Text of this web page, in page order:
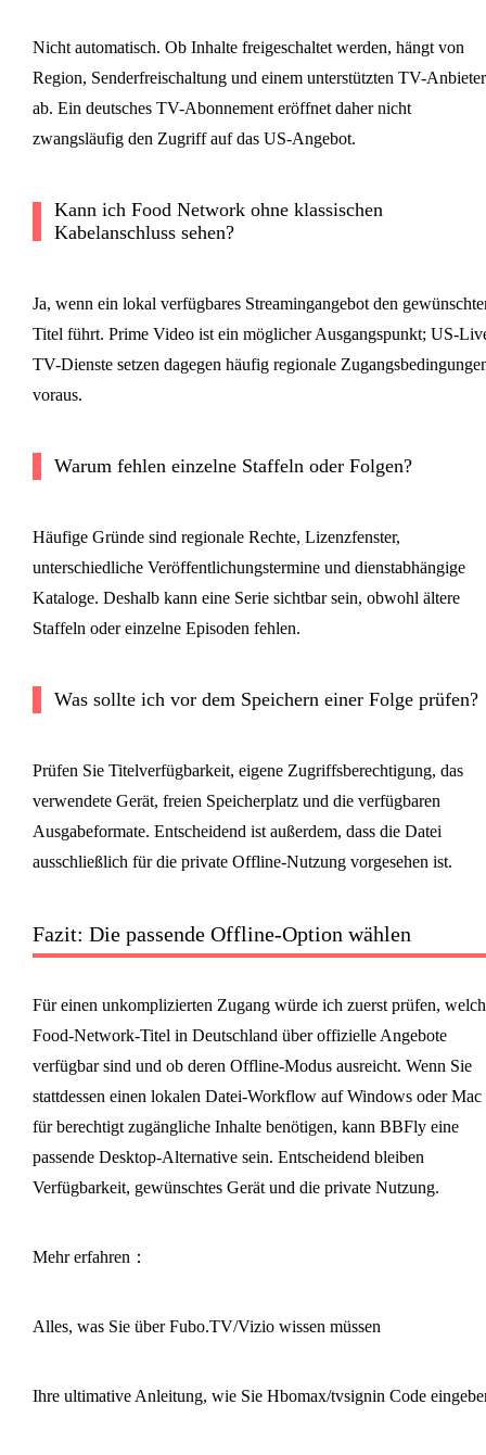
Nicht automatisch. Ob Inhalte freigeschaltet werden, hängt von
Region, Senderfreischaltung und einem unterstützten TV-Anbieter
ab. Ein deutsches TV-Abonnement eröffnet daher nicht
zwangsläufig den Zugriff auf das US-Angebot.
Kann ich Food Network ohne klassischen
Kabelanschluss sehen?
Ja, wenn ein lokal verfügbares Streamingangebot den
Titel führt. Prime Video ist ein möglicher Ausgangspunkt; US-
TV-Dienste setzen dagegen häufig regionale
voraus.
Warum fehlen einzelne Staffeln oder Folgen?
Häufige Gründe sind regionale Rechte, Lizenzfenster,
unterschiedliche Veröffentlichungstermine und dienstabhängige
Kataloge. Deshalb kann eine Serie sichtbar sein, obwohl ältere
Staffeln oder einzelne Episoden fehlen.
Was sollte ich vor dem Speichern einer Folge prüfen?
Prüfen Sie Titelverfügbarkeit, eigene Zugriffsberechtigung, das
verwendete Gerät, freien Speicherplatz und die verfügbaren
Ausgabeformate. Entscheidend ist außerdem, dass die Datei
ausschließlich für die private Offline-Nutzung vorgesehen ist.
Fazit: Die passende Offline-Option wählen
Für einen unkomplizierten Zugang würde ich zuerst prüfen,
Food-Network-Titel in Deutschland über offizielle Angebote
verfügbar sind und ob deren Offline-Modus ausreicht. Wenn Sie
stattdessen einen lokalen Datei-Workflow auf Windows oder Mac
für berechtigt zugängliche Inhalte benötigen, kann BBFly eine
passende Desktop-Alternative sein. Entscheidend bleiben
Verfügbarkeit, gewünschtes Gerät und die private Nutzung.
Mehr erfahren：
Alles, was Sie über Fubo.TV/Vizio wissen müssen
Ihre ultimative Anleitung, wie Sie Hbomax/tvsignin Code